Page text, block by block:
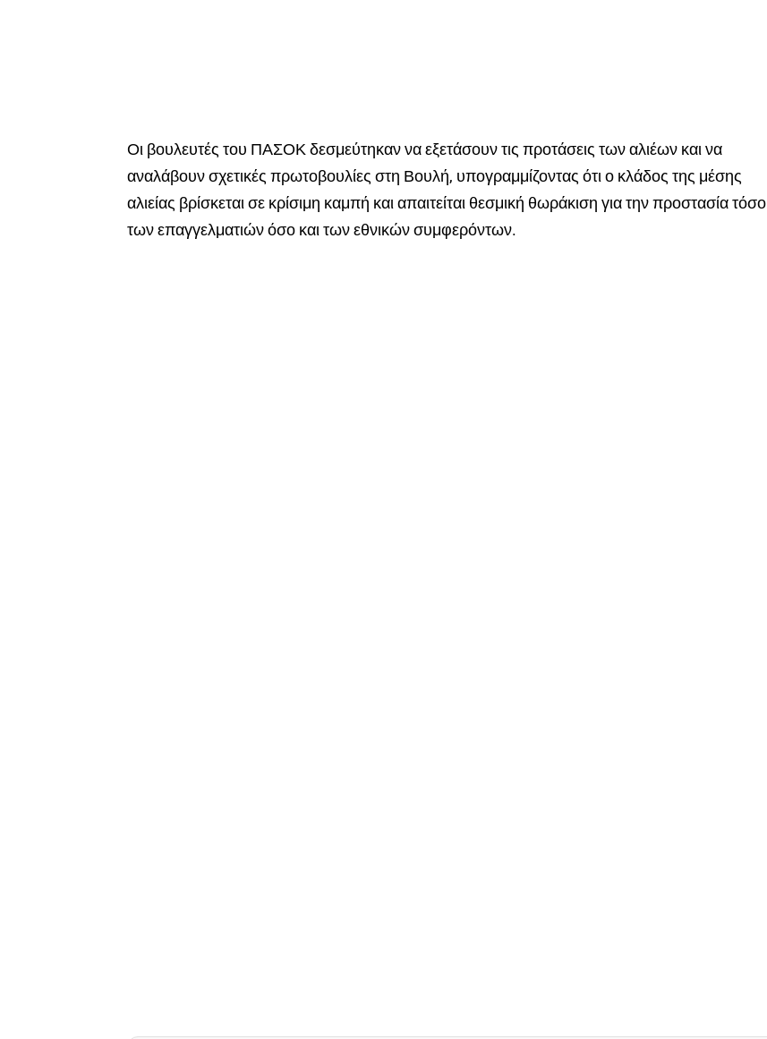
Οι βουλευτές του ΠΑΣΟΚ δεσμεύτηκαν να εξετάσουν τις προτάσεις των αλιέων και να
αναλάβουν σχετικές πρωτοβουλίες στη Βουλή, υπογραμμίζοντας ότι ο κλάδος της μέσης
αλιείας βρίσκεται σε κρίσιμη καμπή και απαιτείται θεσμική θωράκιση για την προστασία τόσο
των επαγγελματιών όσο και των εθνικών συμφερόντων.